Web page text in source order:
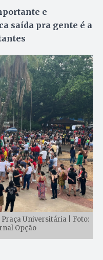
e
saída pra gente é a
Universitária | Foto:
Opção